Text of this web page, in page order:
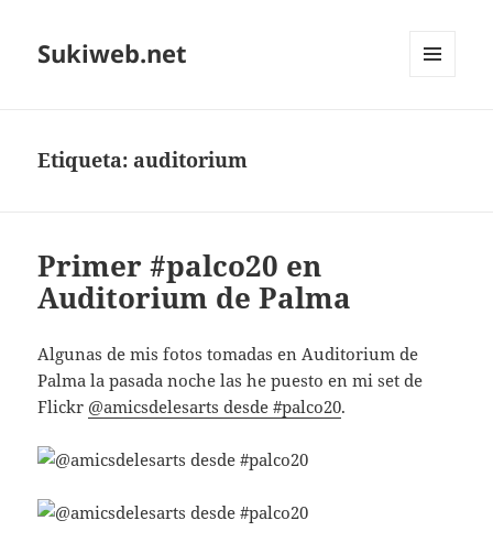
Sukiweb.net
Etiqueta: auditorium
Primer #palco20 en
Auditorium de Palma
Algunas de mis fotos tomadas en Auditorium de
Palma la pasada noche las he puesto en mi set de
Flickr @amicsdelesarts desde #palco20.